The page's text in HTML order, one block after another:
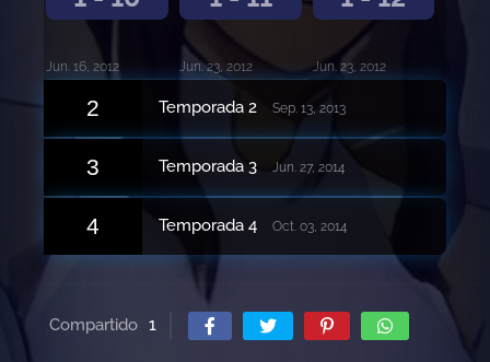
Jun. 16, 2012 Jun. 23, 2012 Jun. 23, 2012
2 Temporada 2 Sep. 13, 2013
3 Temporada 3 Jun. 27, 2014
4 Temporada 4 Oct. 03, 2014
Compartido 1